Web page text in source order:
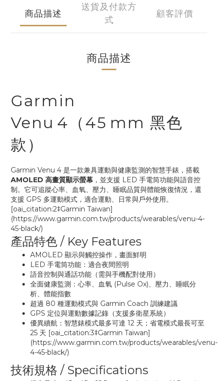
商品描述
送貨及付款方
式
顧客評價
商品描述
Garmin
Venu 4（45 mm 黑色
款）
Garmin Venu 4 是一款兼具運動與健康監測的智慧手錶，搭載
AMOLED 高畫質顯示螢幕 ，並支援 LED 手電筒功能與語音控
制。它可追蹤心率、血氧、壓力、睡眠品質與體能恢復情況，還
支援 GPS 多運動模式，適合運動、日常與戶外使用。
[oai_citation:2‡Garmin Taiwan]
(https://www.garmin.com.tw/products/wearables/venu-4-
45-black/)
產品特色 / Key Features
AMOLED 顯示與觸控操作，畫面鮮明
LED 手電筒功能：適合夜間照明
語音控制與通話功能（需與手機配對使用）
全面健康監測：心率、血氧 (Pulse Ox)、壓力、睡眠分
析、體能指數
超過 80 種運動模式與 Garmin Coach 訓練建議
GPS 定位與運動數據記錄（支援多衛星系統）
優異續航：智慧錶模式最多可達 12 天；省電模式最長可至
25 天 [oai_citation:3‡Garmin Taiwan]
(https://www.garmin.com.tw/products/wearables/venu-
4-45-black/)
技術規格 / Specifications